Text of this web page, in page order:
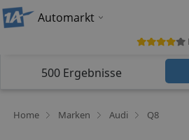
Automarkt
500 Ergebnisse
Home Marken Audi Q8